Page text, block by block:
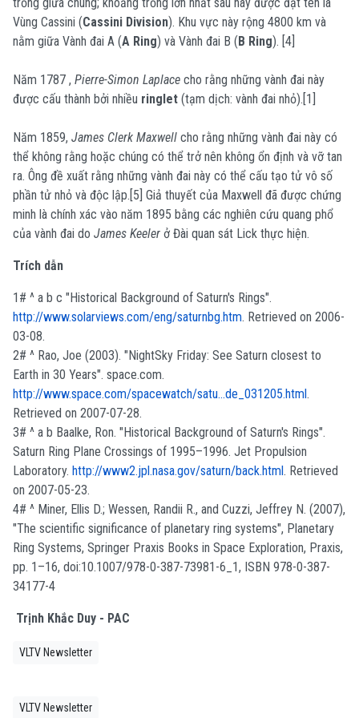
trống giữa chúng; khoảng trống lớn nhất sau này được đạt tên là
Vùng Cassini (Cassini Division). Khu vực này rộng 4800 km và
nằm giữa Vành đai A (A Ring) và Vành đai B ( B Ring). [4]
Năm 1787 , Pierre-Simon Laplace cho rằng những vành đai này
được cấu thành bởi nhiều ringlet (tạm dịch: vành đai nhỏ).[1]
Năm 1859, James Clerk Maxwell cho rằng những vành đai này có
thể không rằng hoặc chúng có thể trở nên không ổn định và vỡ tan
ra. Ông đề xuất rằng những vành đai này có thể cấu tạo tử vô số
phần tử nhỏ và độc lập.[5] Giả thuyết của Maxwell đã được chứng
minh là chính xác vào năm 1895 bằng các nghiên cứu quang phổ
của vành đai do James Keeler ở Đài quan sát Lick thực hiện.
Trích dẫn
1# ^ a b c "Historical Background of Saturn's Rings".
http://www.solarviews.com/eng/saturnbg.htm. Retrieved on 2006-
03-08.
2# ^ Rao, Joe (2003). "NightSky Friday: See Saturn closest to
Earth in 30 Years". space.com.
http://www.space.com/spacewatch/satu...de_031205.html.
Retrieved on 2007-07-28.
3# ^ a b Baalke, Ron. "Historical Background of Saturn's Rings".
Saturn Ring Plane Crossings of 1995–1996. Jet Propulsion
Laboratory. http://www2.jpl.nasa.gov/saturn/back.html. Retrieved
on 2007-05-23.
4# ^ Miner, Ellis D.; Wessen, Randii R., and Cuzzi, Jeffrey N. (2007),
"The scientific significance of planetary ring systems", Planetary
Ring Systems, Springer Praxis Books in Space Exploration, Praxis,
pp. 1–16, doi:10.1007/978-0-387-73981-6_1, ISBN 978-0-387-
34177-4
Trịnh Khắc Duy - PAC
VLTV Newsletter
VLTV Newsletter